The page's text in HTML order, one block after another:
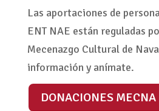
Las aportaciones de
ENT NAE están reguladas
Mecenazgo Cultural de
información y anímate.
DONACIONES MECNA